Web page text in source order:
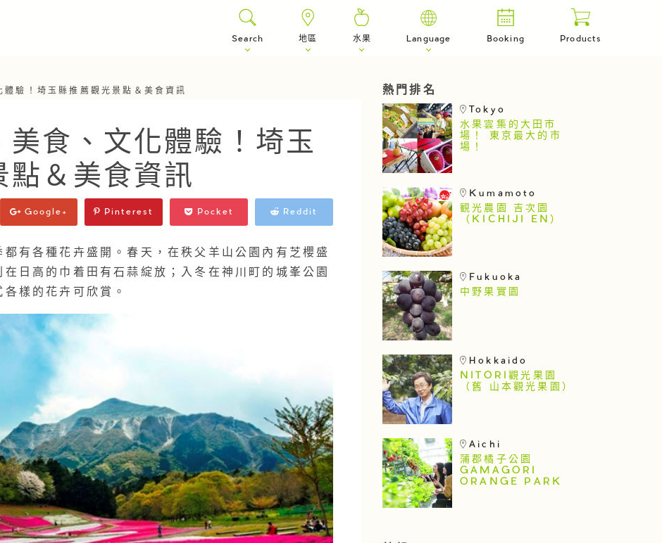
Search 地區 水果 Language Booking Products
體驗！埼玉縣推薦觀光景點＆美食資訊
美食、文化體驗！埼玉
點＆美食資訊
Google+ Pinterest Pocket Reddit
有各種花卉盛開。春天，在秩父羊山公園 內有芝櫻盛
日高的巾着田有石蒜綻放
；入冬在神川町 的城峯公園
樣的花卉可欣賞。
熱門排名
Tokyo
水果雲集的大田市
場！ 東京最大的市
場！
Kumamoto
観光農園 吉次園
（KICHIJI EN）
Fukuoka
中野果實園
Hokkaido
NITORI觀光果園
（舊 山本觀光果園）
Aichi
蒲郡橘子公園
GAMAGORI
ORANGE PARK